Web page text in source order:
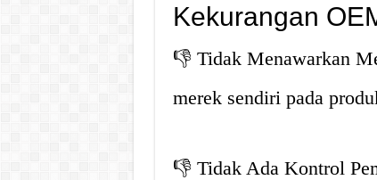
Kekurangan
👎 Tidak Menawarkan
merek sendiri pada
👎 Tidak Ada Kontrol